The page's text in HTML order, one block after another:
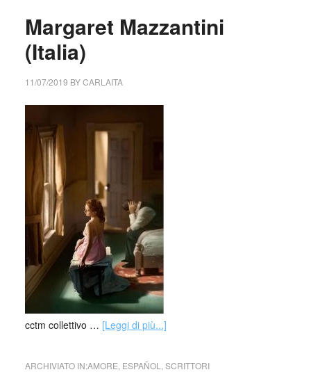
Margaret Mazzantini
(Italia)
11/07/2019 BYCARLAITA
cctm collettivo … [Leggi di più...]
ARCHIVIATO IN:AMORE ESPAÑOL
SCRITTORI